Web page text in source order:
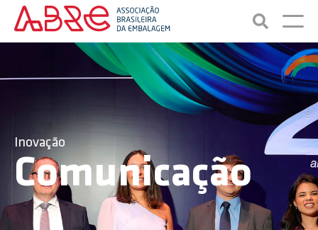
Inovação
Comunicação